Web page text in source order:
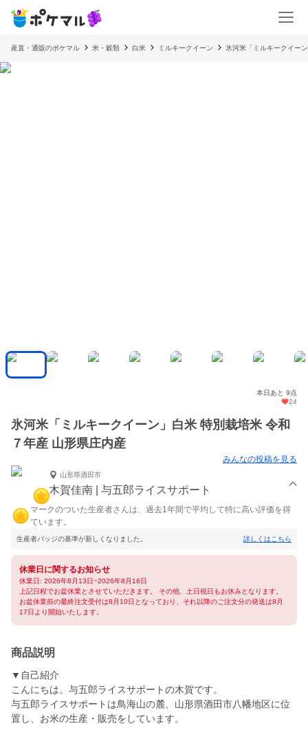
産直・通販のポケマル 米・穀類 白米 ミルキークイーン 氷河米「ミルキークイー
本日あと 9点
24
氷河米「ミルキークイーン」白米 特別栽培米 令和
７年産 山形県庄内産
みんなの投稿を見る
山形県酒田市
木賀佳南 | 与五郎ライスサポート
マークのついた生産者さんは、過去1年間で平均して特に高い評価を得
ています。
生産者バッジの基準が新しくなりました。 詳しくはこちら
休業日に関するお知らせ
休業日: 2026年8月13日~2026年8月16日
上記日程でお盆休業とさせていただきます。 その他、土日祝日もお休みとなります。
お盆休業前の最終注文受付は8月10日となっており、それ以降のご注文分の発送は8月
17日より開始いたします。
商品説明
▼自己紹介
こんにちは。与五郎ライスサポートの木賀です。
与五郎ライスサポートは鳥海山の麓、山形県酒田市八幡地区に位
置し、お米の生産・販売をしています。